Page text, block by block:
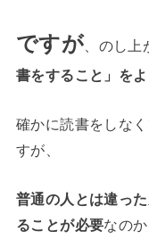
ですが 、のし
書をすること」を
確かに読書をしな
すが、
普通の人とは違っ
ることが必要なの